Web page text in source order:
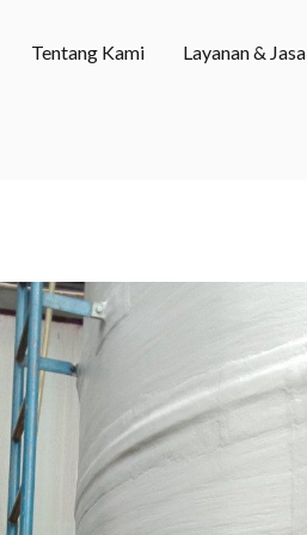
Tentang Kami Layanan & Jasa